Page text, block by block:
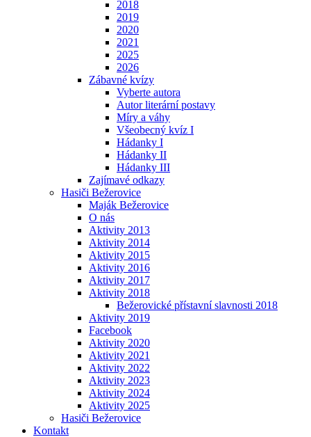
2018
2019
2020
2021
2025
2026
Zábavné kvízy
Vyberte autora
Autor literární postavy
Míry a váhy
Všeobecný kvíz I
Hádanky I
Hádanky II
Hádanky III
Zajímavé odkazy
Hasiči Bežerovice
Maják Bežerovice
O nás
Aktivity 2013
Aktivity 2014
Aktivity 2015
Aktivity 2016
Aktivity 2017
Aktivity 2018
Bežerovické přístavní slavnosti 2018
Aktivity 2019
Facebook
Aktivity 2020
Aktivity 2021
Aktivity 2022
Aktivity 2023
Aktivity 2024
Aktivity 2025
Hasiči Bežerovice
Kontakt